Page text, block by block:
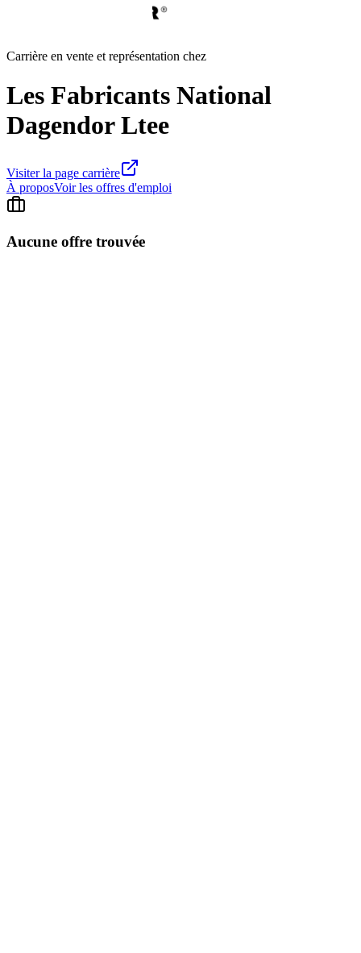
Carrière en vente et représentation chez
Les Fabricants National
Dagendor Ltee
Visiter la page carrière
À proposVoir les offres d'emploi
Aucune offre trouvée